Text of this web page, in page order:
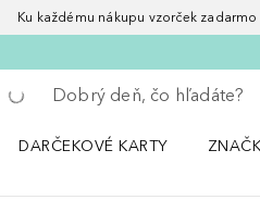
Ku každému nákupu vzorček
Choď späť
Vykonajte vyhľadávanie
DARČEKOVÉ KARTY